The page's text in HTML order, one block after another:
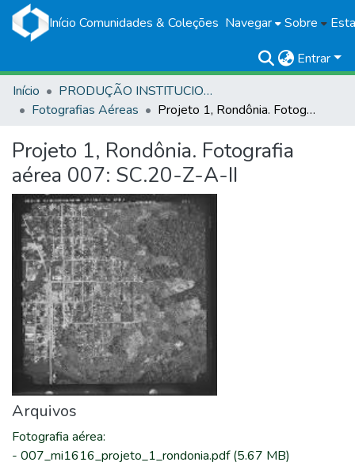
Início Comunidades & Coleções Navegar Sobre
Entrar
Início
PRODUÇÃO INSTITUCIONAL
Fotografias Aéreas
Projeto 1, Rondônia. Fotografia aérea 007: SC.20-Z-A-II
Projeto 1, Rondônia. Fotografia
aérea 007: SC.20-Z-A-II
Arquivos
Fotografia aérea:
- 007_mi1616_projeto_1_rondonia.pdf(5.67 MB)